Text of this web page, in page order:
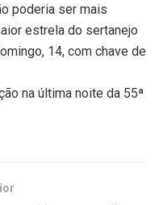
poderia ser mais
estrela do sertanejo
14, com chave de
na última noite da 55ª